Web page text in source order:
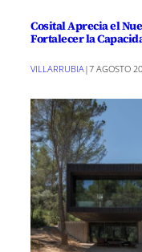
Cosital Aprecia el
Fortalecer la
VILLARRUBIA|7 AGOSTO